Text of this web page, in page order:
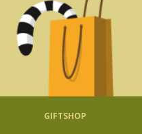
GIFTSHOP